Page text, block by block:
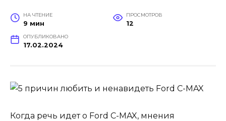
НА ЧТЕНИЕ
9 мин
ПРОСМОТРОВ
12
ОПУБЛИКОВАНО
17.02.2024
Когда речь идет о Ford C-MAX, мнения